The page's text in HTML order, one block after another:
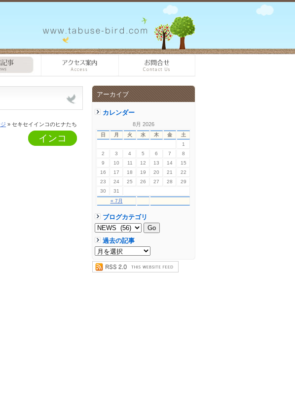
アーカイブ
カレンダー
8月 2026
日 月 火 水 木 金 土
« 7月
1
2
3 4 5 6 7
8
9
10 11 12 13 14
15
16
17 18 19 20 21
22
23
24 25 26 27 28
29
30
31
ブログカテゴリ
過去の記事
» セキセイインコのヒナたち
インコ